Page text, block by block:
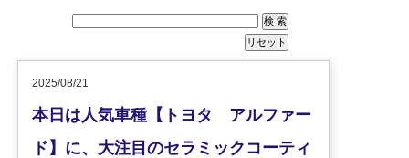
2025/08/21
本日は人気車種【トヨタ アルファー
ド】に、大注目のセラミックコーティ